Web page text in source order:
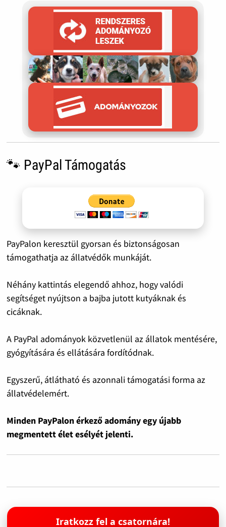
🐾 PayPal Támogatás
PayPalon keresztül gyorsan és biztonságosan
támogathatja az állatvédők munkáját.
Néhány kattintás elegendő ahhoz, hogy valódi
segítséget nyújtson a bajba jutott kutyáknak és
cicáknak.
A PayPal adományok közvetlenül az állatok mentésére,
gyógyítására és ellátására fordítódnak.
Egyszerű, átlátható és azonnali támogatási forma az
állatvédelemért.
Minden PayPalon érkező adomány egy újabb
megmentett élet esélyét jelenti.
Iratkozz fel a csatornára!